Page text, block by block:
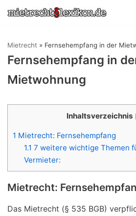
Zum
Mietrecht » Fernsehempfang in der
Fernsehempfang in
Mietwohnung
Inhaltsverzeichnis
1 Mietrecht: Fernsehempfang
1.1 7 weitere wichtige Themen
Vermieter:
Mietrecht:
Das Mietrecht (§ 535 BGB)